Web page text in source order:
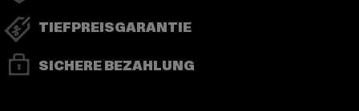
TIEFPREISGARANTIE
SICHERE BEZAHLUNG